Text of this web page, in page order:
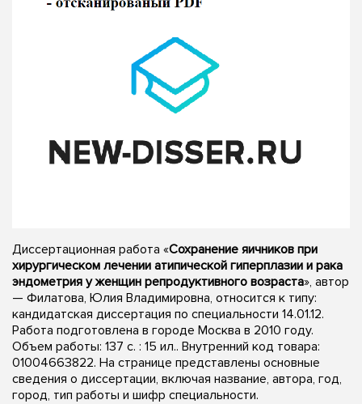
Диссертационная работа «Сохранение яичников при
хирургическом лечении атипической гиперплазии и рака
эндометрия у женщин репродуктивного возраста», автор
— Филатова, Юлия Владимировна, относится к типу:
кандидатская диссертация по специальности 14.01.12.
Работа подготовлена в городе Москва в 2010 году.
Объем работы: 137 с. : 15 ил.. Внутренний код товара:
01004663822. На странице представлены основные
сведения о диссертации, включая название, автора, год,
город, тип работы и шифр специальности.